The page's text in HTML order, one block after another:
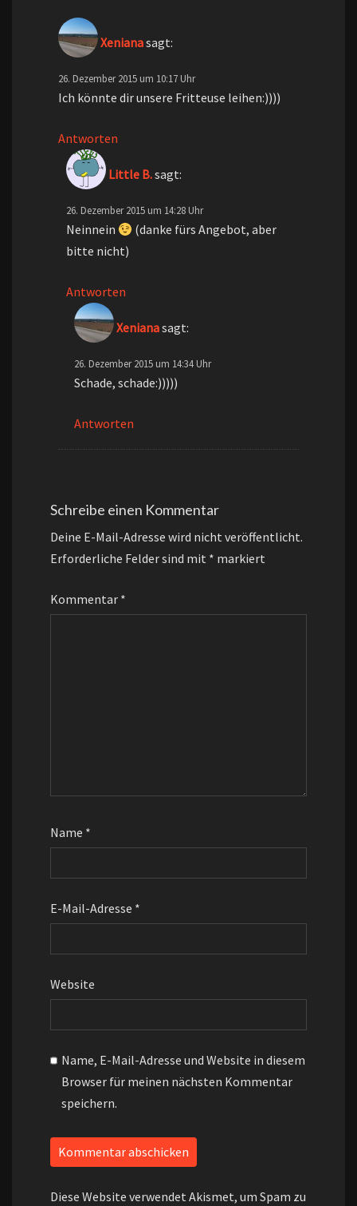
Xenianasagt:
26. Dezember 2015 um 10:17 Uhr
Ich könnte dir unsere Fritteuse leihen:))))
Antworten
Little B.sagt:
26. Dezember 2015 um 14:28 Uhr
Neinnein
(danke fürs Angebot, aber
bitte nicht)
Antworten
Xenianasagt:
26. Dezember 2015 um 14:34 Uhr
Schade, schade:)))))
Antworten
Schreibe einen Kommentar
Deine E-Mail-Adresse wird nicht veröffentlicht.
Erforderliche Felder sind mit * markiert
Kommentar *
Name *
E-Mail-Adresse *
Website
Name, E-Mail-Adresse und Website in diesem
Browser für meinen nächsten Kommentar
speichern.
Diese Website verwendet Akismet, um Spam zu